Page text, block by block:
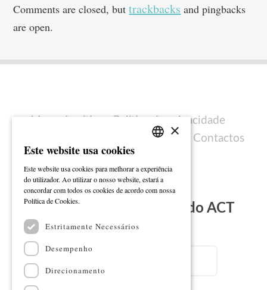
Comments are closed, buttrackbacks and pingbacks
are open.
Mapa do sítio
Política de privacidade
Ficha técnica Contactos
Subscreva a Newsletter do ACT
ENGLISH
×
Este website usa cookies
Este website usa cookies para melhorar a experiência
do utilizador. Ao utilizar o nosso website, estará a
concordar com todos os cookies de acordo com nossa
Política de Cookies.
Estritamente Necessários
Desempenho
Direcionamento